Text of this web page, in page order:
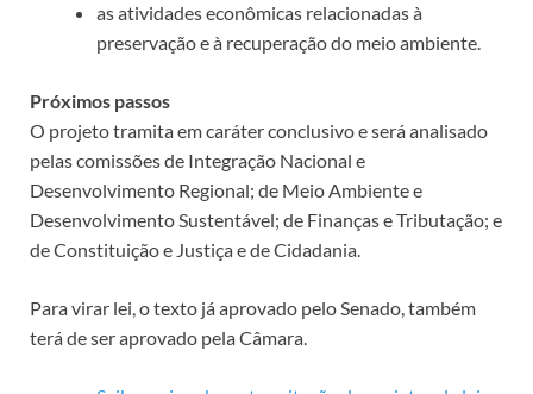
as atividades econômicas relacionadas à
preservação e à recuperação do meio ambiente.
Próximos passos
O projeto tramita emcaráter conclusivoe será analisado
pelas comissões de Integração Nacional e
Desenvolvimento Regional; de Meio Ambiente e
Desenvolvimento Sustentável; de Finanças e Tributação; e
de Constituição e Justiça e de Cidadania.
Para virar lei, o texto já aprovado pelo Senado, também
terá de ser aprovado pela Câmara.